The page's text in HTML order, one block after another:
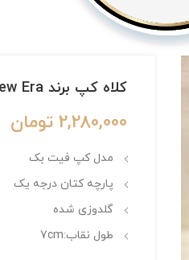
کلاه کپ برند New Era فیت بک طرح LA مستر کوالیتی
2,280,000 تومان
مدل کپ فیت بک
پارچه کتان درجه یک
گلدوزی شده
طول نقاب:7cm